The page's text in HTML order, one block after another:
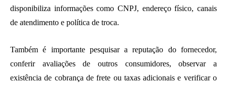
disponibiliza informações como CNPJ, endereço físico, canais
de atendimento e política de troca.
Também é importante pesquisar a reputação do fornecedor,
conferir avaliações de outros consumidores, observar a
existência de cobrança de frete ou taxas adicionais e verificar o